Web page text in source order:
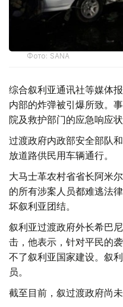
Фото: SANA
综合叙利亚通讯社等媒体
内部的炸弹被引爆所致。
院及救护部门的应急响应状
过渡政府内政部安全部队
放道路供民用车辆通行。
大马士革农村省省长阿米
的所有涉案人员都难逃法
坏叙利亚团结。
叙利亚过渡政府外长希巴
击，他表示，针对平民的
不了叙利亚国家建设。叙
员。
截至目前，叙过渡政府尚